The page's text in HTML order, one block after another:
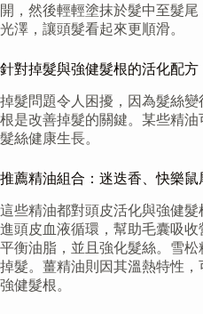
開，然後輕輕塗抹於髮中至髮
光澤，讓頭髮看起來更順滑。
針對掉髮與強健髮根的活化配方
掉髮問題令人困擾，因為髮絲
根是改善掉髮的關鍵。某些精
髮絲健康生長。
推薦精油組合：迷迭香、快樂
這些精油都對頭皮活化與強健
進頭皮血液循環，幫助毛囊吸
平衡油脂，並且強化髮絲。雪
掉髮。薑精油則因其溫熱特性
強健髮根。